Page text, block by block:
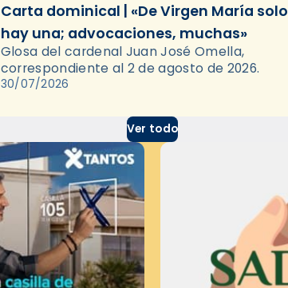
Carta dominical | «De Virgen María solo
hay una; advocaciones, muchas»
Glosa del cardenal Juan José Omella,
correspondiente al 2 de agosto de 2026.
30/07/2026
Ver todo